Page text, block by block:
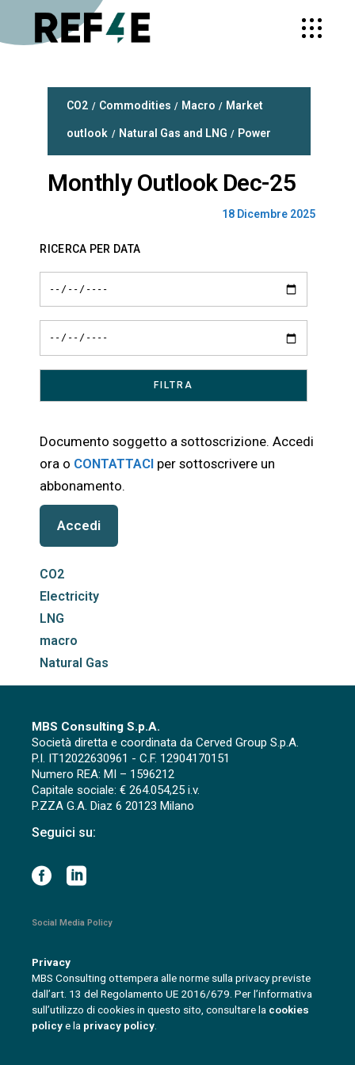
CO2 Commodities Macro Market
outlook Natural Gas and LNG Power
Monthly Outlook Dec-25
18 Dicembre 2025
RICERCA PER DATA
Documento soggetto a sottoscrizione. Accedi
ora o CONTATTACI per sottoscrivere un
abbonamento.
Accedi
CO2
Electricity
LNG
macro
Natural Gas
MBS Consulting S.p.A.
Società diretta e coordinata da Cerved Group S.p.A.
P.I. IT12022630961 - C.F. 12904170151
Numero REA: MI – 1596212
Capitale sociale: € 264.054,25 i.v.
P.ZZA G.A. Diaz 6 20123 Milano
Seguici su:
Social Media Policy
Privacy
MBS Consulting ottempera alle norme sulla privacy previste
dall’art. 13 del Regolamento UE 2016/679. Per l’informativa
sull’utilizzo di cookies in questo sito, consultare la cookies
policye la privacy policy.